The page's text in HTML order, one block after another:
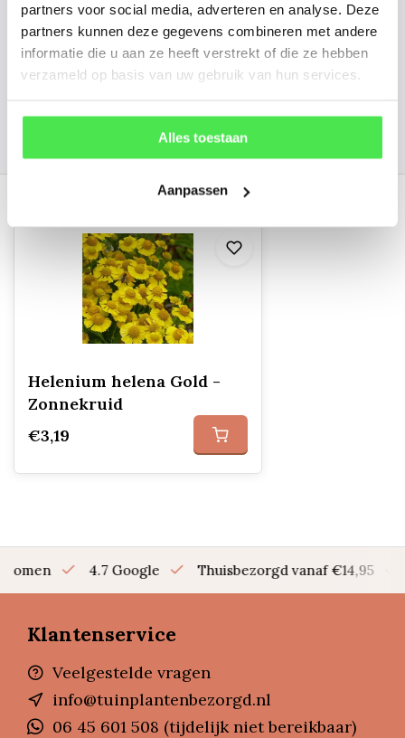
partners voor social media, adverteren en analyse. Deze
partners kunnen deze gegevens combineren met andere
informatie die u aan ze heeft verstrekt of die ze hebben
verzameld op basis van uw gebruik van hun services.
Alles toestaan
Aanpassen
info@tuinplantenbezorgd.nl
06 45 601 508 (tijdelijk niet bereikbaar)
customers give us a 4.7
Recent bekeken
Helenium helena Gold -
Zonnekruid
€3,19
bomen 4.7 Google Thuisbezorgd vanaf €14,95
Klantenservice
Veelgestelde vragen
info@tuinplantenbezorgd.nl
06 45 601 508 (tijdelijk niet bereikbaar)